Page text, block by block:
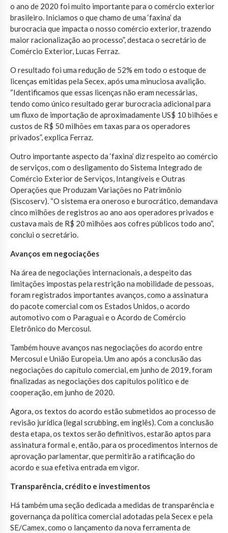
o ano de 2020 foi muito importante para o comércio exterior
brasileiro. Iniciamos o que chamo de uma ‘faxina’ da
burocracia que impacta o nosso comércio exterior, trazendo
maior racionalização ao processo”, destaca o secretário de
Comércio Exterior, Lucas Ferraz.
O resultado foi uma redução de 52% em todo o estoque de
licenças emitidas pela Secex, após uma minuciosa avalição.
“Identificamos que essas licenças não eram necessárias,
tendo como único resultado gerar burocracia adicional para
um fluxo de importação de aproximadamente US$ 10 bilhões e
custos de R$ 50 milhões em taxas para os operadores
privados”, explica Ferraz.
Outro importante aspecto da ‘faxina’ diz respeito ao comércio
de serviços, com o desligamento do Sistema Integrado de
Comércio Exterior de Serviços, Intangíveis e Outras
Operações que Produzam Variações no Patrimônio
(Siscoserv). “O sistema era oneroso e burocrático, demandava
cinco milhões de registros ao ano aos operadores privados e
custava mais de R$ 20 milhões aos cofres públicos todo ano”,
conclui o secretário.
Avanços em negociações
Na área de negociações internacionais, a despeito das
limitações impostas pela restrição na mobilidade de pessoas,
foram registrados importantes avanços, como a assinatura
do pacote comercial com os Estados Unidos, o acordo
automotivo com o Paraguai e o Acordo de Comércio
Eletrônico do Mercosul.
Também houve avanços nas negociações do acordo entre
Mercosul e União Europeia. Um ano após a conclusão das
negociações do capítulo comercial, em junho de 2019, foram
finalizadas as negociações dos capítulos político e de
cooperação, em junho de 2020.
Agora, os textos do acordo estão submetidos ao processo de
revisão jurídica (legal scrubbing, em inglês). Com a conclusão
desta etapa, os textos serão definitivos, estarão aptos para
assinatura formal e, então, para os procedimentos internos de
aprovação parlamentar, que permitirão a ratificação do
acordo e sua efetiva entrada em vigor.
Transparência, crédito e investimentos
Há também uma seção dedicada a medidas de transparência e
governança da política comercial adotadas pela Secex e pela
SE/Camex, como o lançamento da nova ferramenta de